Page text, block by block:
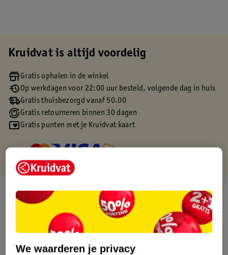
Kruidvat is altijd voordelig
Gratis ophalen in de winkel
Op werkdagen voor 22:00 uur besteld, volgende dag in huis
Gratis thuisbezorgd vanaf 50.00
Gratis retourneren binnen 30 dagen
Gratis punten met je Kruidvat kaart
Over dit product
Productinformatie
Etiketinformatie
We waarderen je privacy